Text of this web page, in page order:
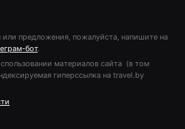
или предложения, пожалуйста, напишите на
бот.
материалов сайта (в том
гиперссылка на travel.by